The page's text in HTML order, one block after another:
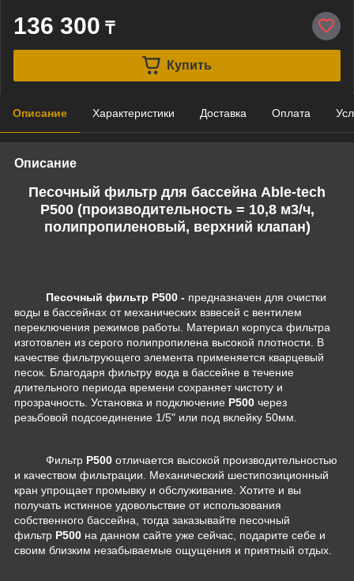
136 300 ₸
Купить
Описание Характеристики Доставка Оплата
Описание
Песочный фильтр для бассейна Able-tech
P500 (производительность = 10,8 м3/ч,
полипропиленовый, верхний клапан)
Песочный фильтр P500 - предназначен для очистки
воды в бассейнах от механических взвесей с вентилем
переключения режимов работы. Материал корпуса фильтра
изготовлен из серого полипропилена высокой плотности. В
качестве фильтрующего элемента применяется кварцевый
песок. Благодаря фильтру вода в бассейне в течение
длительного периода времени сохраняет чистоту и
прозрачность. Установка и подключение P500 через
резьбовой подсоединение 1/5" или под вклейку 50мм.
Фильтр P500 отличается высокой производительностью
и качеством фильтрации. Механический шестипозиционный
кран упрощает промывку и обслуживание. Хотите и вы
получать истинное удовольствие от использования
собственного бассейна, тогда заказывайте песочный
фильтр P500 на данном сайте уже сейчас, подарите себе и
своим близким незабываемые ощущения и приятный отдых.